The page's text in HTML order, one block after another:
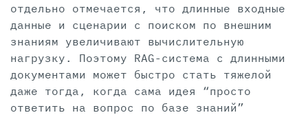
отдельно отмечается, что длинные входные
данные и сценарии с поиском по внешним
знаниям увеличивают вычислительную
нагрузку. Поэтому RAG-система с длинными
документами может быстро стать тяжелой
даже тогда, когда сама идея “просто
ответить на вопрос по базе знаний”